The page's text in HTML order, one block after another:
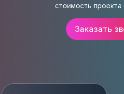
стоимость проекта
Заказать